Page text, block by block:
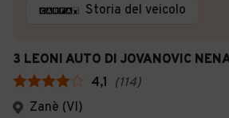
Storia del veicolo
3 LEONI AUTO DI JOVANOVIC
4,1 (114)
Zanè (VI)